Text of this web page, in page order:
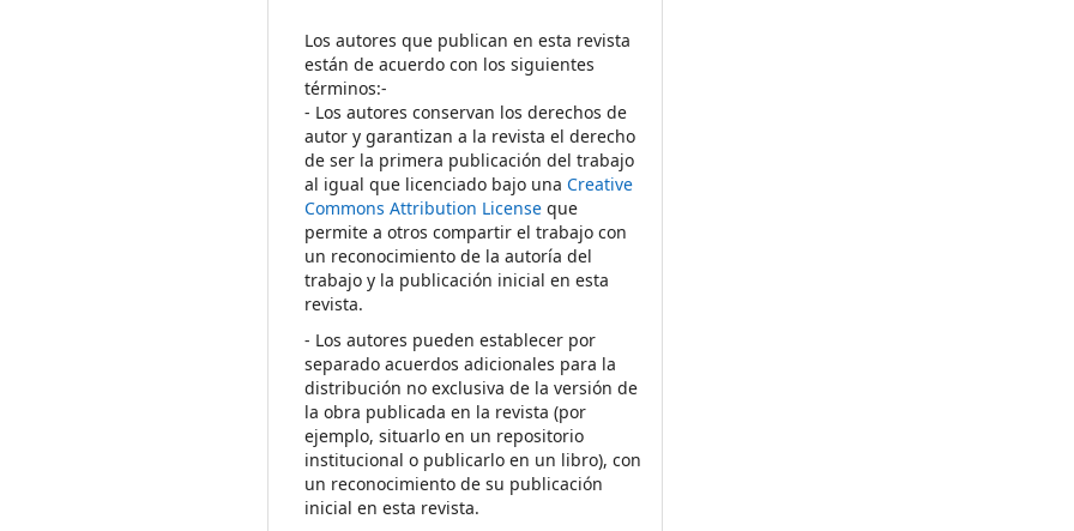
Los autores que publican en esta revista
están de acuerdo con los siguientes
términos:-
- Los autores conservan los derechos de
autor y garantizan a la revista el derecho
de ser la primera publicación del trabajo
al igual que licenciado bajo unaCreative
Commons Attribution License que
permite a otros compartir el trabajo con
un reconocimiento de la autoría del
trabajo y la publicación inicial en esta
revista.
- Los autores pueden establecer por
separado acuerdos adicionales para la
distribución no exclusiva de la versión de
la obra publicada en la revista (por
ejemplo, situarlo en un repositorio
institucional o publicarlo en un libro), con
un reconocimiento de su publicación
inicial en esta revista.